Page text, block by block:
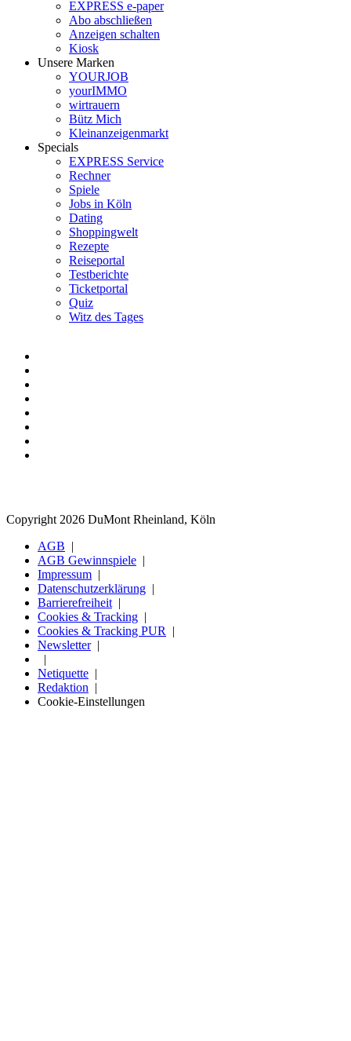
EXPRESS e-paper
Abo abschließen
Anzeigen schalten
Kiosk
Unsere Marken
YOURJOB
yourIMMO
wirtrauern
Bütz Mich
Kleinanzeigenmarkt
Specials
EXPRESS Service
Rechner
Spiele
Jobs in Köln
Dating
Shoppingwelt
Rezepte
Reiseportal
Testberichte
Ticketportal
Quiz
Witz des Tages
Copyright 2026 DuMont Rheinland, Köln
AGB
AGB Gewinnspiele
Impressum
Datenschutzerklärung
Barrierefreiheit
Cookies & Tracking
Cookies & Tracking PUR
Newsletter
Netiquette
Redaktion
Cookie-Einstellungen